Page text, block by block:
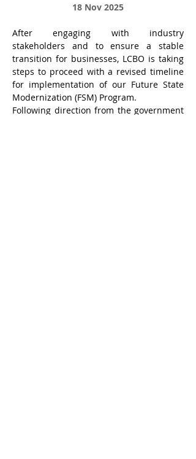
18 Nov 2025
After engaging with industry
stakeholders and to ensure a stable
transition for businesses, LCBO is taking
steps to proceed with a revised timeline
for implementation of our Future State
Modernization (FSM) Program.
Following direction from the government